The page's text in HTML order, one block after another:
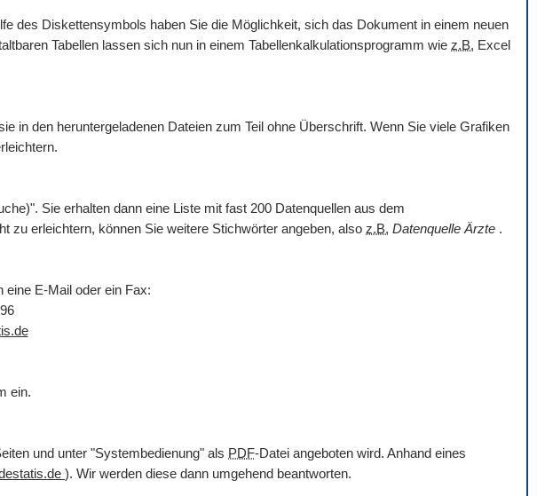
des Diskettensymbols haben Sie die Möglichkeit, sich das Dokument in einem neuen
Tabellen lassen sich nun in einem Tabellenkalkulationsprogramm wie z.B. Excel
in den heruntergeladenen Dateien zum Teil ohne Überschrift. Wenn Sie viele Grafiken
Sie erhalten dann eine Liste mit fast 200 Datenquellen aus dem
zu erleichtern, können Sie weitere Stichwörter angeben, also z.B. Datenquelle Ärzte .
E-Mail oder ein Fax:
ein.
und unter "Systembedienung" als PDF-Datei angeboten wird. Anhand eines
). Wir werden diese dann umgehend beantworten.